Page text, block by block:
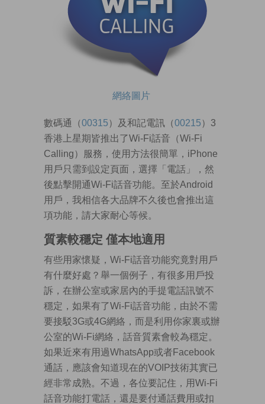
網絡圖片
數碼通（00315）及和記電訊（00215）3
香港上星期皆推出了Wi-Fi話音（Wi-Fi
Calling）服務，使用方法很簡單，iPhone
用戶只需到設定頁面，選擇「電話」，然
後點擊開通Wi-Fi話音功能。至於Android
用戶，我相信各大品牌不久後也會推出這
項功能，請大家耐心等候。
質素較穩定 僅本地適用
有些用家懷疑，Wi-Fi話音功能究竟對用戶
有什麼好處？舉一個例子，有很多用戶投
訴，在辦公室或家居內的手提電話訊號不
穩定，如果有了Wi-Fi話音功能，由於不需
要接駁3G或4G網絡，而是利用你家裏或辦
公室的Wi-Fi網絡，話音質素會較為穩定。
如果近來有用過WhatsApp或者Facebook
通話，應該會知道現在的VOIP技術其實已
經非常成熟。不過，各位要記住，用Wi-Fi
話音功能打電話，還是要付通話費用或扣